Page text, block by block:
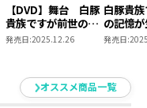
【DVD】舞台 白豚
貴族ですが前世の記
憶が生えたのでひよ
発売日:2025.12.26
白豚貴
の記憶
ひよこ
発売日:
オススメ商品一覧